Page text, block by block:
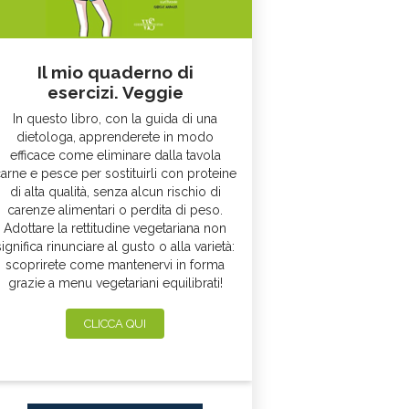
Il mio quaderno di
esercizi. Veggie
In questo libro, con la guida di una
dietologa, apprenderete in modo
efficace come eliminare dalla tavola
e pesce per sostituirli con proteine
di alta qualità, senza alcun rischio di
carenze alimentari o perdita di peso.
Adottare la rettitudine vegetariana non
rinunciare al gusto o alla varietà:
scoprirete come mantenervi in forma
grazie a menu vegetariani equilibrati!
CLICCA QUI